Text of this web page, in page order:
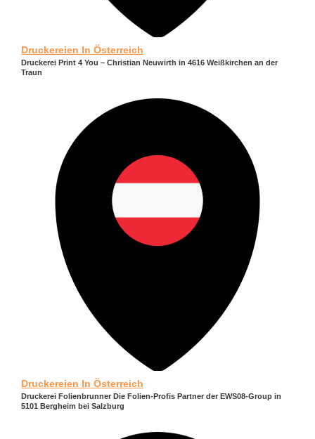
Druckereien In Österreich
Druckerei Print 4 You – Christian Neuwirth in 4616 Weißkirchen an der
Traun
Druckereien In Österreich
Druckerei Folienbrunner Die Folien-Profis Partner der EWS08-Group in
5101 Bergheim bei Salzburg